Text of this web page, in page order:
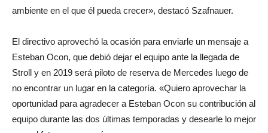
ambiente en el que él pueda crecer», destacó Szafnauer.
El directivo aprovechó la ocasión para enviarle un mensaje a
Esteban Ocon, que debió dejar el equipo ante la llegada de
Stroll y en 2019 será piloto de reserva de Mercedes luego de
no encontrar un lugar en la categoría. «Quiero aprovechar la
oportunidad para agradecer a Esteban Ocon su contribución al
equipo durante las dos últimas temporadas y desearle lo mejor